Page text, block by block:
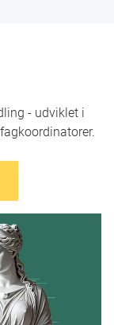
- udviklet i